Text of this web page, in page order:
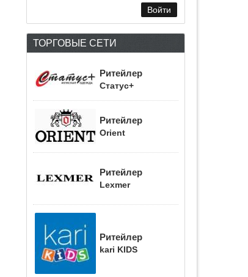
ТОРГОВЫЕ СЕТИ
Ритейлер
Статус+
Ритейлер
Orient
Ритейлер
Lexmer
Ритейлер
kari KIDS